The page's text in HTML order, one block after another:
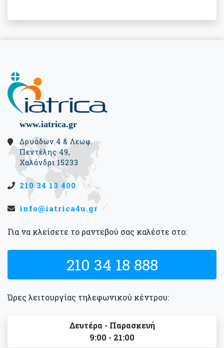
www.iatrica.gr
Δρυάδων 4 & Λεωφ.
Πεντέλης 49,
Χαλάνδρι 15233
210 34 13 400
info@iatrica4u.gr
Για να κλείσετε το ραντεβού σας καλέστε στο:
210 34 18 888
Ώρες λειτουργίας τηλεφωνικού κέντρου:
Δευτέρα - Παρασκευή
9:00 - 21:00